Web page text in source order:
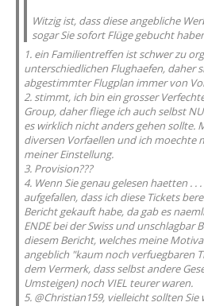
Witzig ist, dass diese angebliche
sogar Sie sofort Flüge gebucht
1. ein Familientreffen ist schwer zu
unterschiedlichen Flughaefen, daher
abgestimmter Flugplan immer von
2. stimmt, ich bin ein grosser
Group, daher fliege ich auch selbst
es wirklich nicht anders gehen sollte.
diversen Vorfaellen und ich moechte
meiner Einstellung.
3. Provision???
4. Wenn Sie genau gelesen haetten . .
aufgefallen, dass ich diese Tickets
Bericht gekauft habe, da gab es
ENDE bei der Swiss und unschlagbar
diesem Bericht, welches meine
angeblich "kaum noch verfuegbaren
dem Vermerk, dass selbst andere
Umsteigen) noch VIEL teurer waren.
5. @Christian159, vielleicht sollten